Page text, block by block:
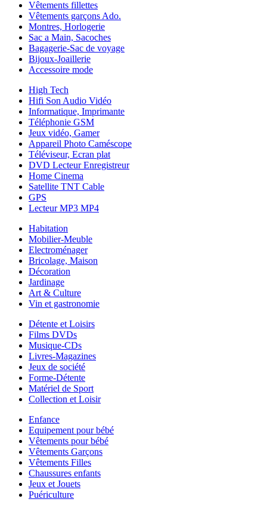
Vêtements fillettes
Vêtements garçons Ado.
Montres, Horlogerie
Sac a Main, Sacoches
Bagagerie-Sac de voyage
Bijoux-Joaillerie
Accessoire mode
High Tech
Hifi Son Audio Vidéo
Informatique, Imprimante
Téléphonie GSM
Jeux vidéo, Gamer
Appareil Photo Caméscope
Téléviseur, Ecran plat
DVD Lecteur Enregistreur
Home Cinema
Satellite TNT Cable
GPS
Lecteur MP3 MP4
Habitation
Mobilier-Meuble
Electroménager
Bricolage, Maison
Décoration
Jardinage
Art & Culture
Vin et gastronomie
Détente et Loisirs
Films DVDs
Musique-CDs
Livres-Magazines
Jeux de société
Forme-Détente
Matériel de Sport
Collection et Loisir
Enfance
Equipement pour bébé
Vêtements pour bébé
Vêtements Garçons
Vêtements Filles
Chaussures enfants
Jeux et Jouets
Puériculture